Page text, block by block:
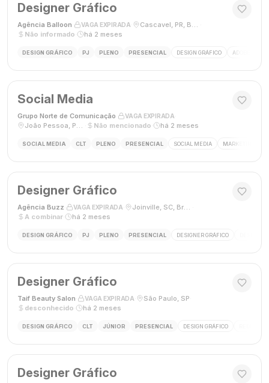
Designer Gráfico
Agência Balloon VAGA EXPIRADA Cascavel, PR, Brasil
Não informado
há 2 meses
DESIGN GRÁFICO PJ PLENO PRESENCIAL DESIGN GRÁFICO ADOBE
Social Media
Grupo Norte de Comunicação VAGA EXPIRADA
João Pessoa, Paraíba, Brasil
Não mencionado há 2 meses
SOCIAL MEDIA CLT PLENO PRESENCIAL SOCIAL MEDIA MARKETING
Designer Gráfico
Agência Buzz VAGA EXPIRADA Joinville, SC, Brasil
A combinar
há 2 meses
DESIGN GRÁFICO PJ PLENO PRESENCIAL DESIGNER GRÁFICO
Designer Gráfico
Taif Beauty Salon VAGA EXPIRADA São Paulo, SP
desconhecido
há 2 meses
DESIGN GRÁFICO CLT JÚNIOR PRESENCIAL DESIGN GRÁFICO
Designer Gráfico